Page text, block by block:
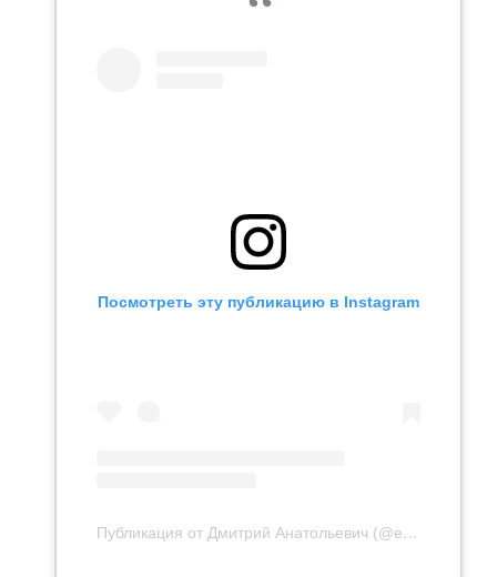
Посмотреть эту публикацию в Instagram
Публикация от Дмитрий Анатольевич (@efimov.dj)